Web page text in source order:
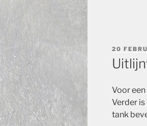
OP
20
Voor
Verder
tank